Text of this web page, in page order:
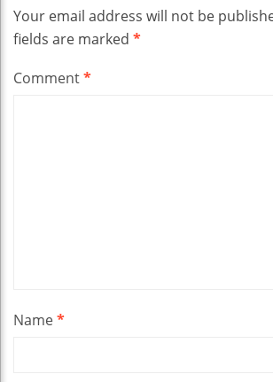
Your email address will not be
fields are marked *
Comment*
Name*